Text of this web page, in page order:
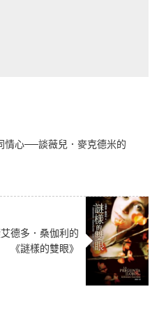
情心──談薇兒．麥克德米的
德多．桑伽利的
《謎樣的雙眼》